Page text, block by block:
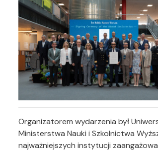
Organizatorem wydarzenia był
Ministerstwa Nauki i Szkolnictwa
najważniejszych instytucji